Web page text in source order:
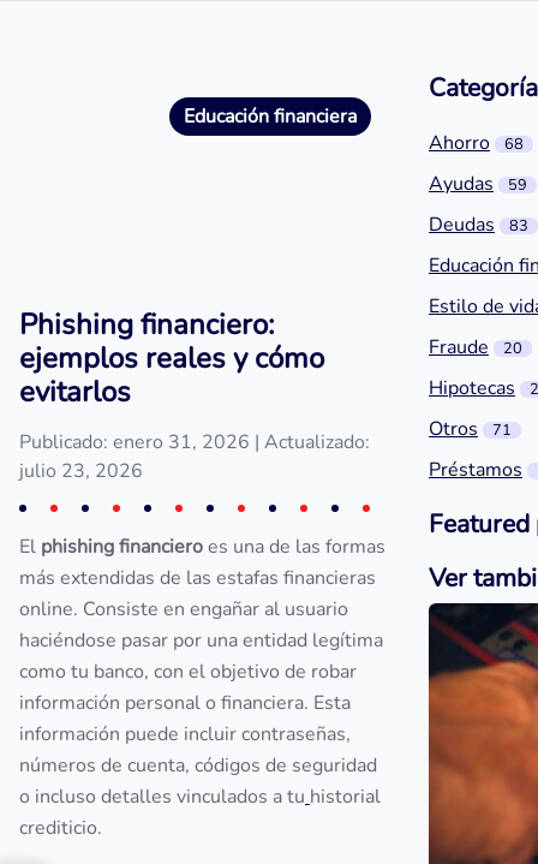
Educación financiera
Phishing financiero:
ejemplos reales y cómo
evitarlos
Publicado: enero 31, 2026 | Actualizado:
julio 23, 2026
El phishing financieroes una de las formas
más extendidas de las estafas financieras
online. Consiste en engañar al usuario
haciéndose pasar por una entidad legítima
como tu banco, con el objetivo de robar
información personal o financiera. Esta
información puede incluir contraseñas,
números de cuenta, códigos de seguridad
o incluso detalles vinculados a tu historial
crediticio.
Ahorro 68
Ayudas 59
Deudas 83
Educación
Estilo de
Fraude
20
Hipotecas
Otros 71
Préstamos
Featured
Ver